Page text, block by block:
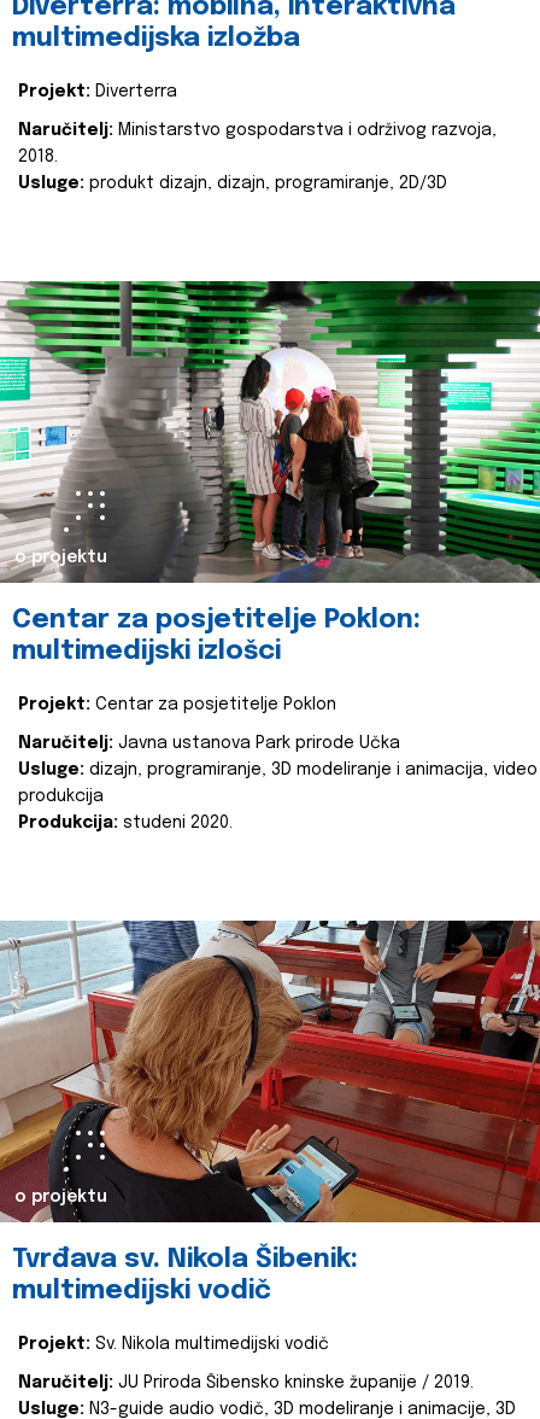
Diverterra: mobilna, interaktivna
multimedijska izložba
Projekt: Diverterra
Naručitelj: Ministarstvo gospodarstva i održivog razvoja,
2018.
Usluge: produkt dizajn, dizajn, programiranje, 2D/3D
o projektu
Centar za posjetitelje Poklon:
multimedijski izlošci
Projekt: Centar za posjetitelje Poklon
Naručitelj: Javna ustanova Park prirode Učka
Usluge: dizajn, programiranje, 3D modeliranje i animacija, video
produkcija
Produkcija: studeni 2020.
o projektu
Tvrđava sv. Nikola Šibenik:
multimedijski vodič
Projekt: Sv. Nikola multimedijski vodič
Naručitelj: JU Priroda Šibensko kninske županije / 2019.
Usluge: N3-guide audio vodič, 3D modeliranje i animacije, 3D